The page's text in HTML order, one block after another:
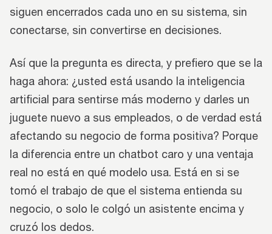
siguen encerrados cada uno en su sistema, sin
conectarse, sin convertirse en decisiones.
Así que la pregunta es directa, y prefiero que se la
haga ahora: ¿usted está usando la inteligencia
artificial para sentirse más moderno y darles un
juguete nuevo a sus empleados, o de verdad está
afectando su negocio de forma positiva? Porque
la diferencia entre un chatbot caro y una ventaja
real no está en qué modelo usa. Está en si se
tomó el trabajo de que el sistema entienda su
negocio, o solo le colgó un asistente encima y
cruzó los dedos.